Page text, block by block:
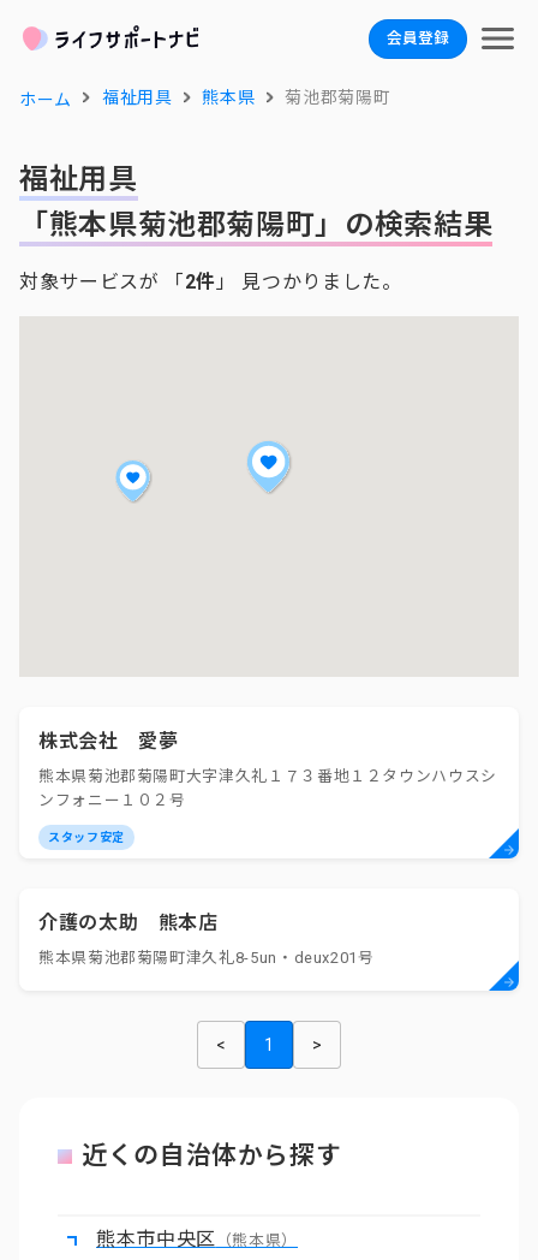
会員登録
ホーム 福祉用具 熊本県 菊池郡菊陽町
福祉用具
「熊本県菊池郡菊陽町」の検索結果
対象サービスが 「2件 」 見つかりました。
株式会社 愛夢
熊本県菊池郡菊陽町大字津久礼１７３番地１２タウンハウスシ
ンフォニー１０２号
スタッフ安定
介護の太助 熊本店
熊本県菊池郡菊陽町津久礼8-5un・deux201号
< 1 >
近くの自治体から探す
熊本市中央区 （熊本県）